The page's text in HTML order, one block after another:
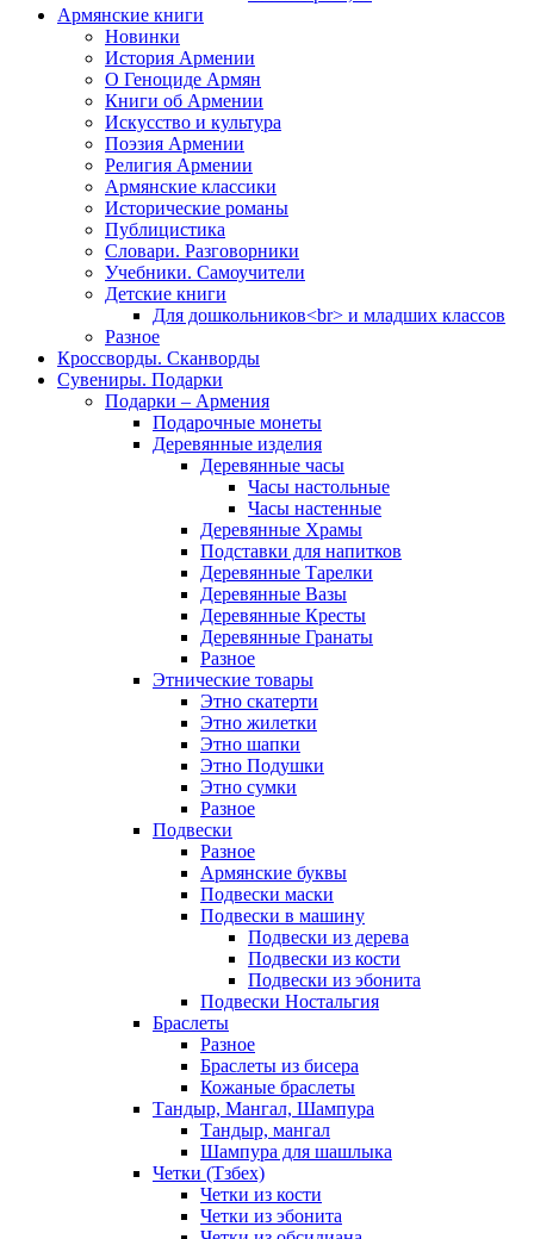
Армянские книги
Новинки
История Армении
О Геноциде Армян
Книги об Армении
Иcкусство и культура
Поэзия Армении
Религия Армении
Армянские классики
Исторические романы
Публицистика
Словари. Разговорники
Учебники. Самоучители
Детские книги
Для дошкольников<br> и младших классов
Разное
Кроссворды. Сканворды
Сувениры. Подарки
Подарки – Армения
Подарочные монеты
Деревянные изделия
Деревянные часы
Часы настольные
Часы настенные
Деревянные Храмы
Подставки для напитков
Деревянные Тарелки
Деревянные Вазы
Деревянные Кресты
Деревянные Гранаты
Разное
Этнические товары
Этно скатерти
Этно жилетки
Этно шапки
Этно Подушки
Этно сумки
Разное
Подвески
Разное
Армянские буквы
Подвески маски
Подвески в машину
Подвески из дерева
Подвески из кости
Подвески из эбонита
Подвески Ностальгия
Браслеты
Разное
Браслеты из бисера
Кожаные браслеты
Тандыр, Мангал, Шампура
Тандыр, мангал
Шампура для шашлыка
Четки (Тзбех)
Четки из кости
Четки из эбонита